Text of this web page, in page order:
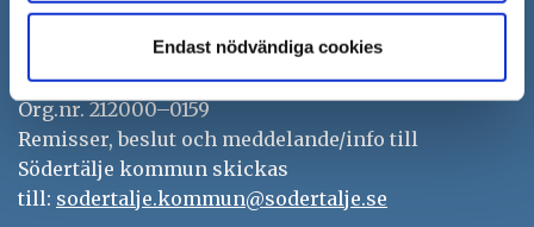
Endast nödvändiga cookies
Besöksadress: Nyköpingsvägen 26
Tfn: 08–523 010 00
kontaktcenter@sodertalje.se
Org.nr. 212000–0159
Remisser, beslut och meddelande/info till
Södertälje kommun skickas
till: sodertalje.kommun@sodertalje.se